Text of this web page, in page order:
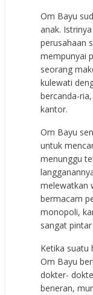
Om Bayu
anak.
perusahaan
mempunyai
seorang
kulewati
bercanda-
kantor.
Om Bayu
untuk
menunggu
melewatkan
bermacam
monopoli,
sangat
Ketika suatu
Om Bayu
dokter-
beneran,